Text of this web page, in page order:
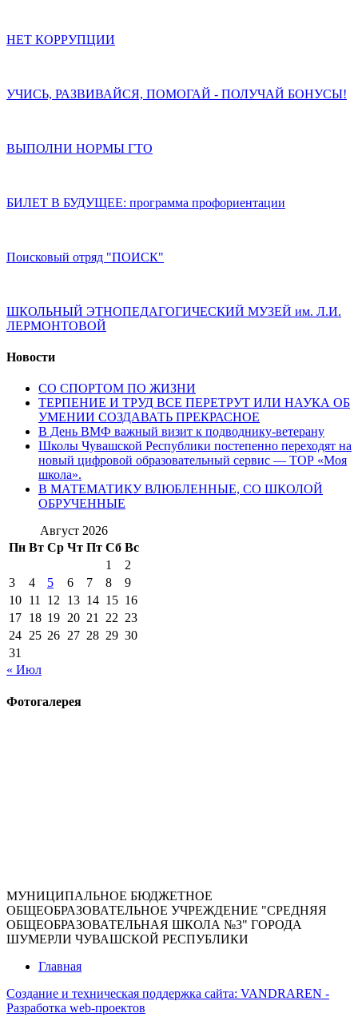
НЕТ КОРРУПЦИИ
УЧИСЬ, РАЗВИВАЙСЯ, ПОМОГАЙ - ПОЛУЧАЙ БОНУСЫ!
ВЫПОЛНИ НОРМЫ ГТО
БИЛЕТ В БУДУЩЕЕ: программа профориентации
Поисковый отряд "ПОИСК"
ШКОЛЬНЫЙ ЭТНОПЕДАГОГИЧЕСКИЙ МУЗЕЙ им. Л.И.
ЛЕРМОНТОВОЙ
Новости
СО СПОРТОМ ПО ЖИЗНИ
ТЕРПЕНИЕ И ТРУД ВСЕ ПЕРЕТРУТ ИЛИ НАУКА ОБ
УМЕНИИ СОЗДАВАТЬ ПРЕКРАСНОЕ
В День ВМФ важный визит к подводнику-ветерану
Школы Чувашской Республики постепенно переходят на
новый цифровой образовательный сервис — ТОР «Моя
школа».
В МАТЕМАТИКУ ВЛЮБЛЕННЫЕ, СО ШКОЛОЙ
ОБРУЧЕННЫЕ
Август 2026
Пн Вт Ср Чт Пт Сб Вс
1
2
3
4 5 6 7 8
9
10 11 12 13 14 15 16
17 18 19 20 21 22 23
24 25 26 27 28 29 30
31
« Июл
Фотогалерея
МУНИЦИПАЛЬНОЕ БЮДЖЕТНОЕ
ОБЩЕОБРАЗОВАТЕЛЬНОЕ УЧРЕЖДЕНИЕ "СРЕДНЯЯ
ОБЩЕОБРАЗОВАТЕЛЬНАЯ ШКОЛА №3" ГОРОДА
ШУМЕРЛИ ЧУВАШСКОЙ РЕСПУБЛИКИ
Главная
Создание и техническая поддержка сайта: VANDRAREN -
Разработка web-проектов